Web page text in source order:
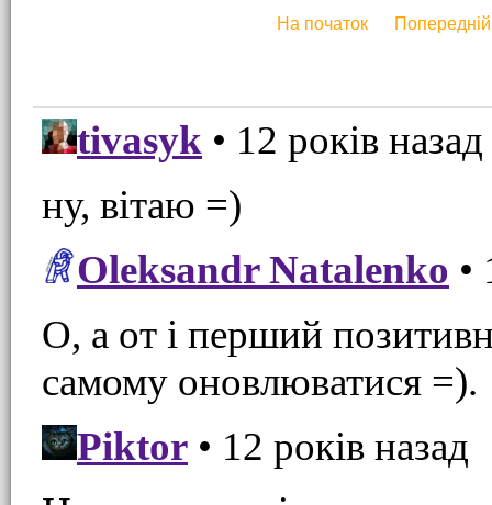
На початок